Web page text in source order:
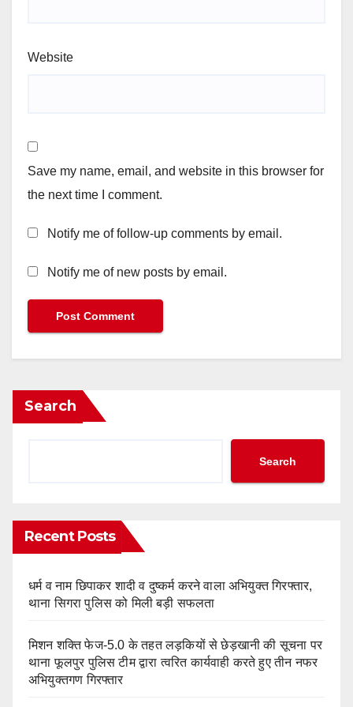
Website
Save my name, email, and website in this browser for
the next time I comment.
Notify me of follow-up comments by email.
Notify me of new posts by email.
Search
Search
Recent Posts
धर्म व नाम छिपाकर शादी व दुष्कर्म करने वाला अभियुक्त गिरफ्तार,
थाना सिगरा पुलिस को मिली बड़ी सफलता
मिशन शक्ति फेज-5.0 के तहत लड़कियों से छेड़खानी की सूचना पर
थाना फूलपुर पुलिस टीम द्वारा त्वरित कार्यवाही करते हुए तीन नफर
अभियुक्तगण गिरफ्तार